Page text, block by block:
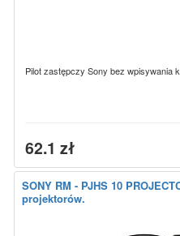
Pilot zastępczy Sony bez wpisywania
62.1 zł
SONY RM - PJHS 10
projektorów.